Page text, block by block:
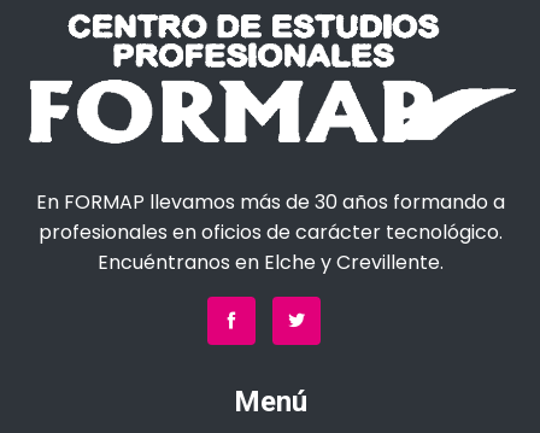
En FORMAP llevamos más de 30 años formando a
profesionales en oficios de carácter tecnológico.
Encuéntranos en Elche y Crevillente.
Menú